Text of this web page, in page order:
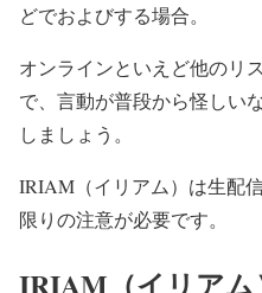
どでおよびする場合。
オンラインといえど他のリ
で、言動が普段から怪しい
しましょう。
IRIAM（イリアム）は生配
限りの注意が必要です。
IRIAM（イリア